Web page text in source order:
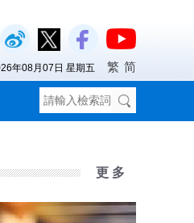
年08月07日 星期五 繁 简
更 多